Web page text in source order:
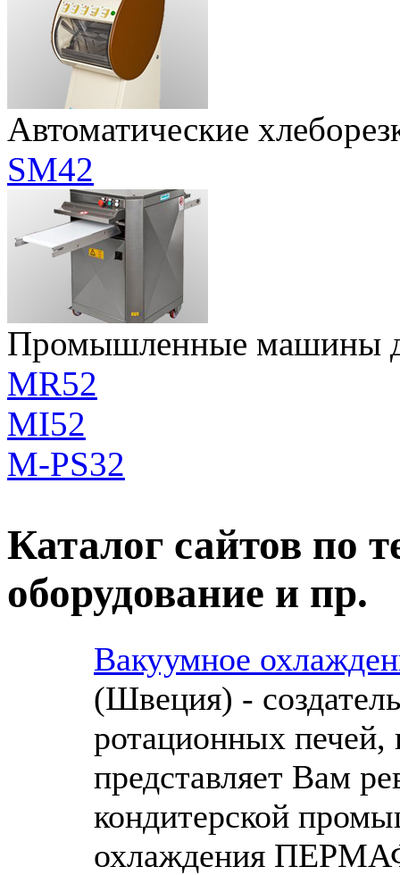
Автоматические
SM42
Промышленные машины
MR52
MI52
M-PS32
Каталог сайтов по
оборудование и пр.
Вакуумное
(Швеция) -
ротационных печей,
представляет Вам
кондитерской
охлаждения